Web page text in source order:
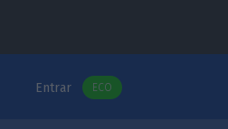
Entrar ECO